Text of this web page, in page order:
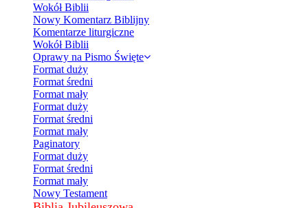
Wokół Biblii
Nowy Komentarz Biblijny
Komentarze liturgiczne
Wokół Biblii
Oprawy na Pismo Święte
Format duży
Format średni
Format mały
Format duży
Format średni
Format mały
Paginatory
Format duży
Format średni
Format mały
Nowy Testament